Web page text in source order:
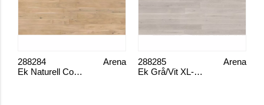
Ek Naturell Country XL-Plank
Arena
288284
Ek Grå/Vit XL-Plank
Arena
288285